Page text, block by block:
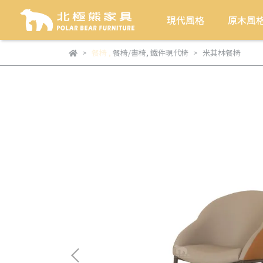
現代風格 原木風
餐椅 , 餐椅/書椅, 鐵件現代椅 米其林餐椅